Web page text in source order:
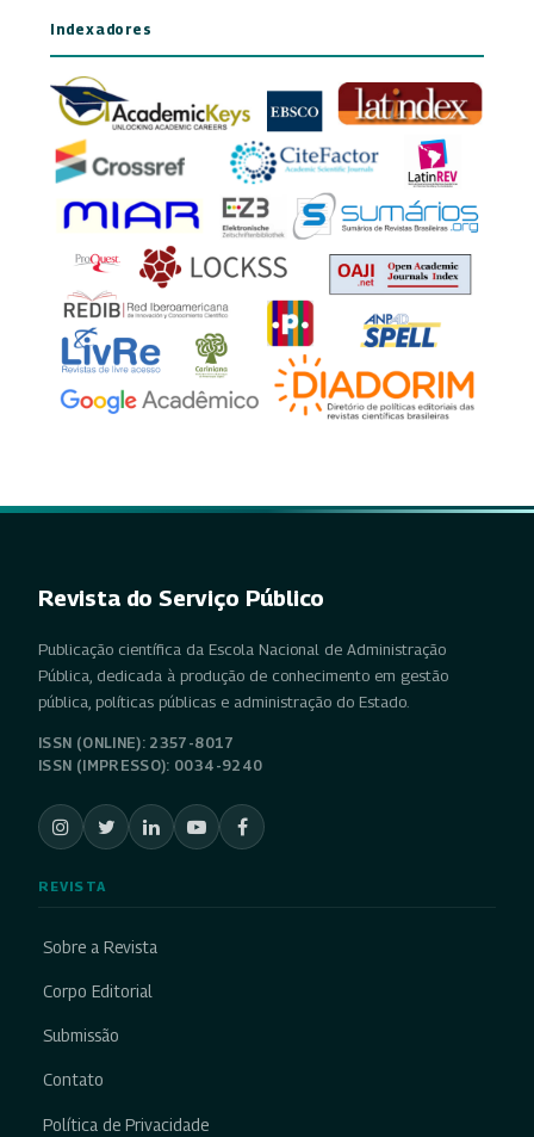
Indexadores
Revista do Serviço Público
Publicação científica da Escola Nacional de Administração
Pública, dedicada à produção de conhecimento em gestão
pública, políticas públicas e administração do Estado.
ISSN (ONLINE): 2357-8017
ISSN (IMPRESSO): 0034-9240
REVISTA
Sobre a Revista
Corpo Editorial
Submissão
Contato
Política de Privacidade